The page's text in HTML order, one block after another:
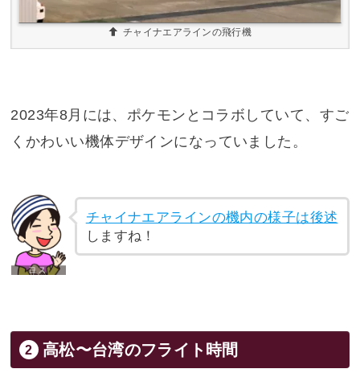
チャイナエアラインの飛行機
2023年8月には、ポケモンとコラボしていて、すご
くかわいい機体デザインになっていました。
チャイナエアラインの機内の様子は後述
しますね！
高松〜台湾のフライト時間